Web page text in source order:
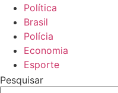
Política
Brasil
Polícia
Economia
Esporte
Pesquisar